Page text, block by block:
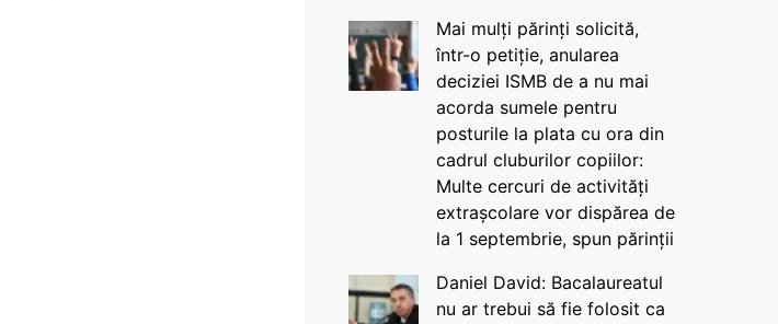
Mai mulți părinți solicită,
într-o petiție, anularea
deciziei ISMB de a nu mai
acorda sumele pentru
posturile la plata cu ora din
cadrul cluburilor copiilor:
Multe cercuri de activități
extrașcolare vor dispărea de
la 1 septembrie, spun părinții
Daniel David: Bacalaureatul
nu ar trebui să fie folosit ca